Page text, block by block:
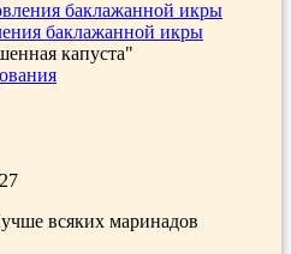
баклажанной икры
капуста"
всяких маринадов